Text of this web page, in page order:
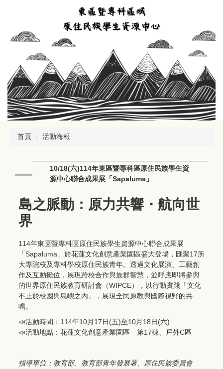
要
首頁 活動海報
10/18(六)114年東區暨專科區原住民族學生資
源中心聯合成果展「Sapaluma」
島之脈動：原力共響・航向世
界
114年東區暨專科區原住民族學生資源中心聯合成果展
「Sapaluma」於花蓮文化創意產業園區盛大登場，匯聚17所
大專院校及專科學校原住民族青年。透過文化展演、工藝創
作及互動攤位，展現跨校合作與族群智慧，並呼應即將參與
的世界原住民族教育研討會（WIPCE），以行動實踐「文化
不止於校園與島嶼之內」，展現全民原教與國際視野的共
鳴。
📣活動時間：114年10月17日(五)至10月18日(六)
📣活動地點：花蓮文化創意產業園區 第17棟、戶外C區
指導單位：教育部、教育部青年發展署、原住民族委員會